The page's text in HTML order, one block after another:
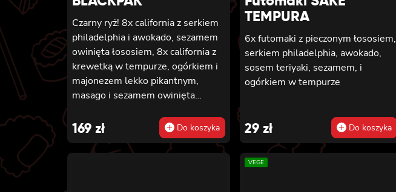
Czarny ryż! 8x california z serkiem
philadelphia i awokado, sezamem
owinięta łososiem, 8x california z
krewetką w tempurze, ogórkiem i
majonezem lekko pikantnym,
masago i sezamem owinięta
pieczonym, serkiem philadelphia,
sosem teriyaki, sezamem,
awokado, ogórkiem i kanpyo 8x
169 zł Do koszyka
TEMPURA
6x futomaki z pieczonym łososiem,
serkiem philadelphia, awokado,
sosem teriyaki, sezamem, i
ogórkiem w tempurze
29 zł Do koszyka
VEGE